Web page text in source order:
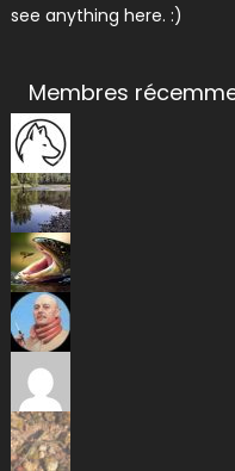
see anything here. :)
Membres